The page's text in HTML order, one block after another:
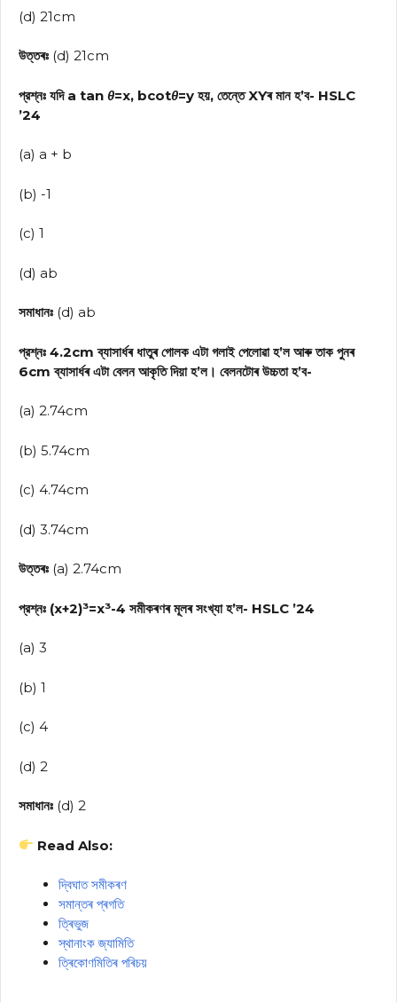
(d) 21cm
উত্তৰঃ (d) 21cm
প্রশ্নঃ যদি a tan θ=x, bcotθ=y হয়, তেন্তে XYৰ মান হ’ব- HSLC
’24
(a) a + b
(b) -1
(c) 1
(d) ab
সমাধানঃ (d) ab
প্রশ্নঃ 4.2cm ব্যাসার্ধৰ ধাতুৰ গোলক এটা গলাই পেলোৱা হ’ল আৰু তাক পুনৰ
6cm ব্যাসার্ধৰ এটা বেলন আকৃতি দিয়া হ’ল। বেলনটোৰ উচ্চতা হ’ব-
(a) 2.74cm
(b) 5.74cm
(c) 4.74cm
(d) 3.74cm
উত্তৰঃ (a) 2.74cm
প্রশ্নঃ (x+2)³=x³-4 সমীকৰণৰ মূলৰ সংখ্যা হ’ল- HSLC ’24
(a) 3
(b) 1
(c) 4
(d) 2
সমাধানঃ (d) 2
Read Also:
দ্বিঘাত সমীকৰণ
সমান্তৰ প্ৰগতি
ত্ৰিভুজ
স্থানাংক জ্যামিতি
ত্ৰিকোণমিতিৰ পৰিচয়